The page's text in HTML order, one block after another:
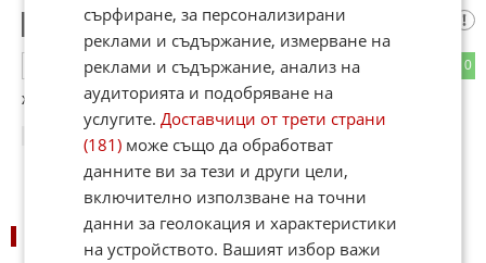
оспри
0
ОТГОВОР
жена на 72 години е пострадала при пожар в Карбонат,
13.06.2026
НОВИНИ ПО ГРАДОВЕ:
сърфиране, за персонализирани
реклами и съдържание, измерване на
реклами и съдържание, анализ на
аудиторията и подобряване на
услугите.Доставчици от трети страни
(181) може също да обработват
данните ви за тези и други цели,
включително използване на точни
данни за геолокация и характеристики
на устройството. Вашият избор важи